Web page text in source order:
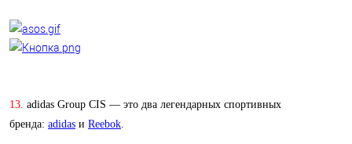
13. adidas Group CIS — это два легендарных спортивных
бренда: adidas и Reebok.